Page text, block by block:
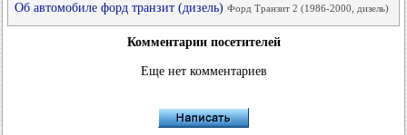
Об автомобиле форд транзит (дизель) Форд Транзит 2 (1986-2000, дизель)
Комментарии посетителей
Еще нет комментариев